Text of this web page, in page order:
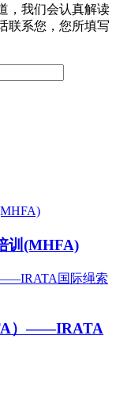
，我们会认真解读
联系您，您所填写
训(MHFA)
）——IRATA